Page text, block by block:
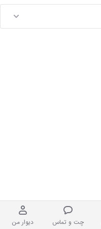
چت و تماس دیوار من